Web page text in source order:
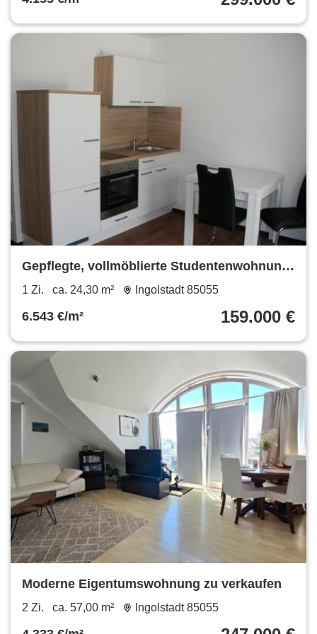
Gepflegte, vollmöblierte Studentenwohnung
Nähe THI
1 Zi. ca. 24,30 m² Ingolstadt 85055
6.543 €/m² 159.000 €
Moderne Eigentumswohnung zu verkaufen
2 Zi. ca. 57,00 m² Ingolstadt 85055